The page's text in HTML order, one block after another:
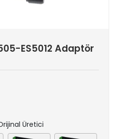
ES5012 Adaptör
Üretici